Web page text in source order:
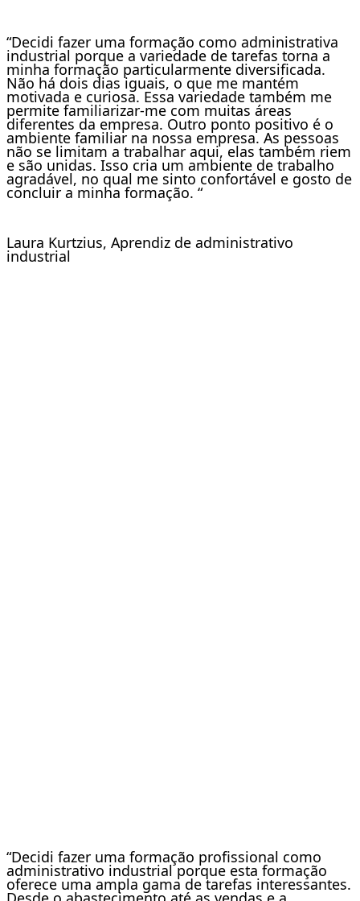
“Decidi fazer uma formação como administrativa
industrial porque a variedade de tarefas torna a
minha formação particularmente diversificada.
Não há dois dias iguais, o que me mantém
motivada e curiosa. Essa variedade também me
permite familiarizar-me com muitas áreas
diferentes da empresa. Outro ponto positivo é o
ambiente familiar na nossa empresa. As pessoas
não se limitam a trabalhar aqui, elas também riem
e são unidas. Isso cria um ambiente de trabalho
agradável, no qual me sinto confortável e gosto de
concluir a minha formação. “
Laura Kurtzius, Aprendiz de administrativo
industrial
“Decidi fazer uma formação profissional como
administrativo industrial porque esta formação
oferece uma ampla gama de tarefas interessantes.